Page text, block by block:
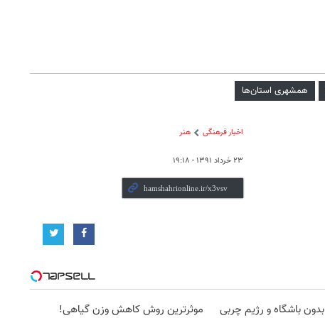
همشهری استان‌ها
اخبار فرهنگی هنر
۲۳ خرداد ۱۳۹۱ - ۱۹:۱۸
با پودر جلبک، بدون باشگاه و رژیم چربی
موثرترین روش کاهش وزن گیاهی!